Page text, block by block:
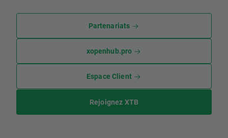
Partenariats
xopenhub.pro
Espace Client
Rejoignez XTB